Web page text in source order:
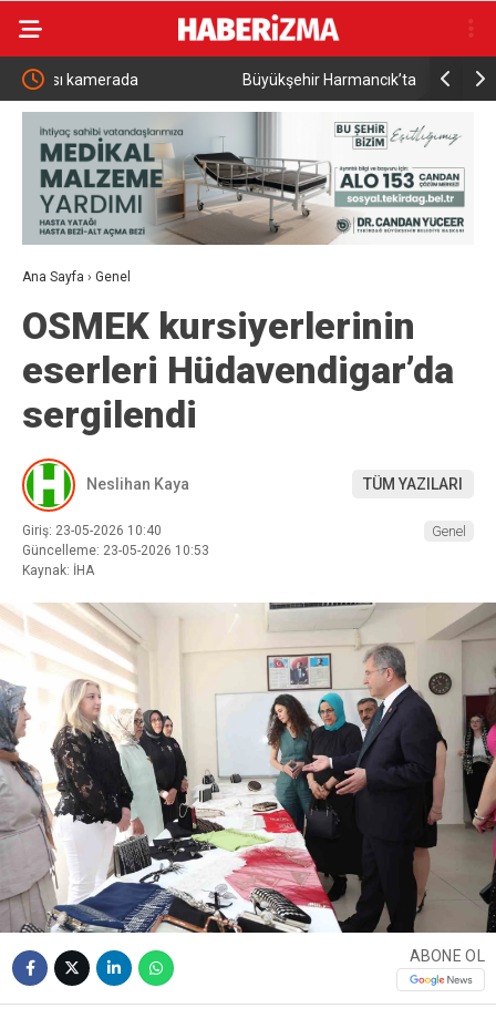
Büyükşehir Harmancık’ta da yolları yeniliyor Sağlık
Ana Sayfa › Genel
OSMEK kursiyerlerinin
eserleri Hüdavendigar’da
sergilendi
Neslihan Kaya TÜM YAZILARI
Giriş: 23-05-2026 10:40
Güncelleme: 23-05-2026 10:53
Kaynak: İHA
Genel
ABONE OL